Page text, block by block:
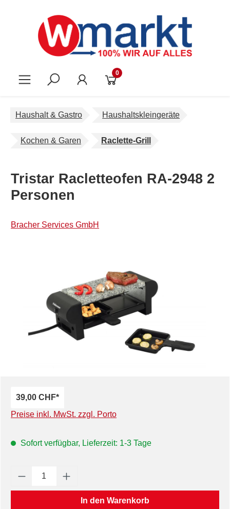
0
Haushalt & Gastro Haushaltskleingeräte
Kochen & Garen Raclette-Grill
Tristar Racletteofen RA-2948 2
Personen
Bracher Services GmbH
39,00 CHF*
Preise inkl. MwSt. zzgl. Porto
Sofort verfügbar, Lieferzeit: 1-3 Tage
Produkt Anzahl: Gib den gewünschten
In den Warenkorb